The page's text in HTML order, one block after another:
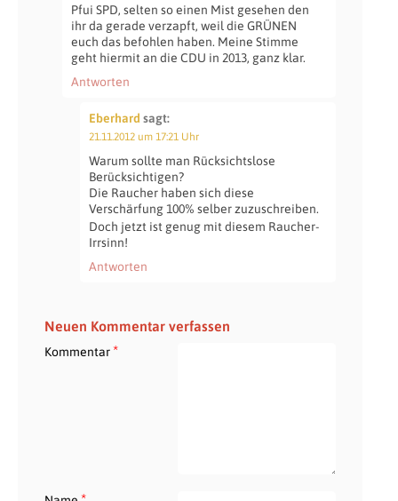
Pfui SPD, selten so einen Mist gesehen den
ihr da gerade verzapft, weil die GRÜNEN
euch das befohlen haben. Meine Stimme
geht hiermit an die CDU in 2013, ganz klar.
Antworten
Eberhard sagt:
21.11.2012 um 17:21 Uhr
Warum sollte man Rücksichtslose
Berücksichtigen?
Die Raucher haben sich diese
Verschärfung 100% selber zuzuschreiben.
Doch jetzt ist genug mit diesem Raucher-
Irrsinn!
Antworten
Neuen Kommentar verfassen
Kommentar*